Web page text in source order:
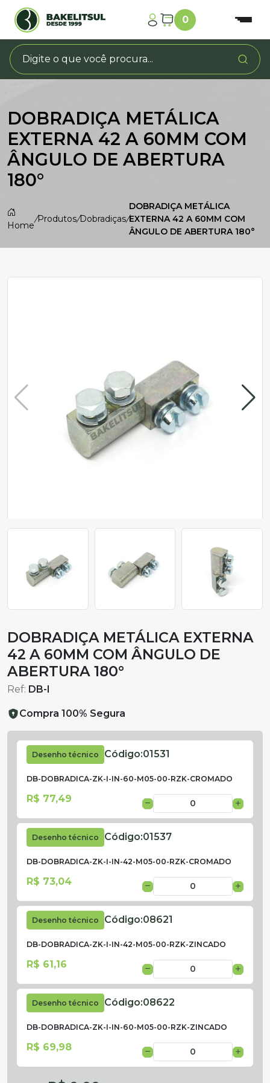
0
DOBRADIÇA METÁLICA
EXTERNA 42 A 60MM COM
NGULO DE ABERTURA
180°
Home
/Produtos/Dobradiças/
DOBRADIÇA METÁLICA
EXTERNA 42 A 60MM COM
NGULO DE ABERTURA 180°
DOBRADIÇA METÁLICA EXTERNA
42 A 60MM COM ÂNGULO DE
ABERTURA 180°
Ref: DB-I
Compra 100% Segura
Desenho técnico Código:01531
DB-DOBRADICA-ZK-I-IN-60-M05-00-RZK-CROMADO
R$ 77,49
Desenho técnico Código:01537
DB-DOBRADICA-ZK-I-IN-42-M05-00-RZK-CROMADO
R$ 73,04
Desenho técnico Código:08621
DB-DOBRADICA-ZK-I-IN-42-M05-00-RZK-ZINCADO
R$ 61,16
Desenho técnico Código:08622
DB-DOBRADICA-ZK-I-IN-60-M05-00-RZK-ZINCADO
R$ 69,98